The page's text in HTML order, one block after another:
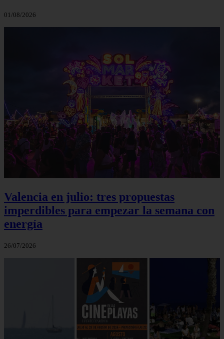
01/08/2026
Valencia en julio: tres propuestas
imperdibles para empezar la semana con
energía
26/07/2026